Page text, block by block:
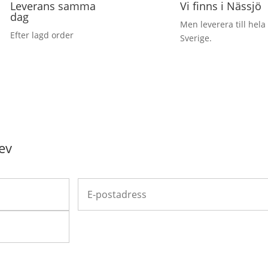
Leverans samma
dag
Efter lagd order
Vi finns i Nässjö
Men leverera till hela
Sverige.